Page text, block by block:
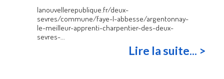
lanouvellerepublique.fr/deux-
sevres/commune/faye-l-abbesse/argentonnay-
le-meilleur-apprenti-charpentier-des-deux-
sevres-...
Lire la suite... >